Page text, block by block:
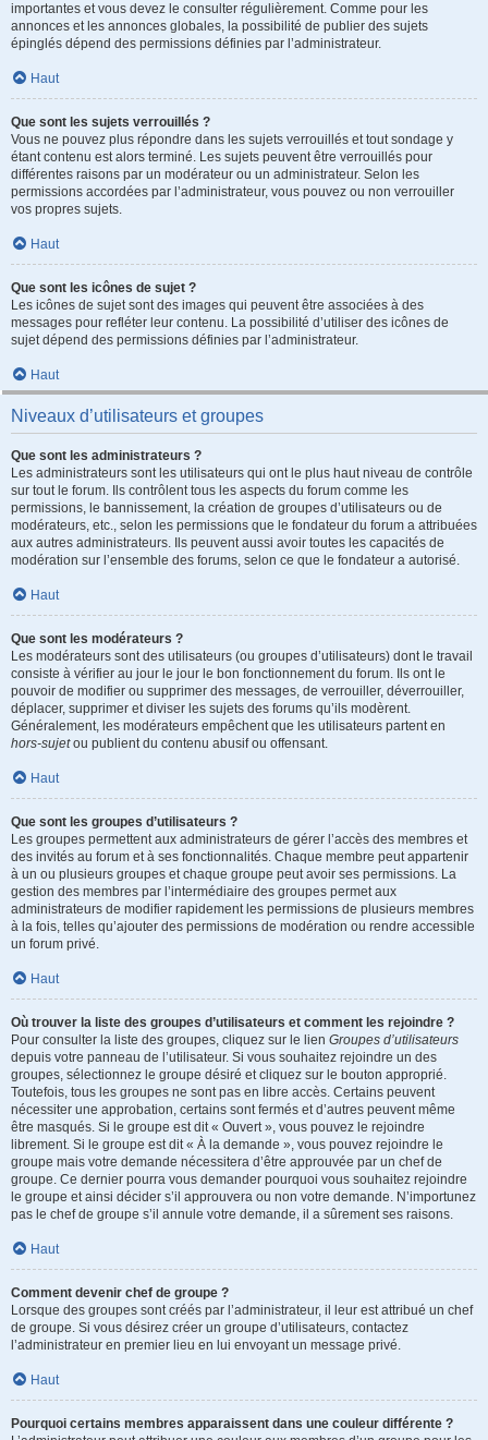
importantes et vous devez le consulter régulièrement. Comme pour les
annonces et les annonces globales, la possibilité de publier des sujets
épinglés dépend des permissions définies par l’administrateur.
Haut
Que sont les sujets verrouillés ?
Vous ne pouvez plus répondre dans les sujets verrouillés et tout sondage y
étant contenu est alors terminé. Les sujets peuvent être verrouillés pour
différentes raisons par un modérateur ou un administrateur. Selon les
permissions accordées par l’administrateur, vous pouvez ou non verrouiller
vos propres sujets.
Haut
Que sont les icônes de sujet ?
Les icônes de sujet sont des images qui peuvent être associées à des
messages pour refléter leur contenu. La possibilité d’utiliser des icônes de
sujet dépend des permissions définies par l’administrateur.
Haut
Niveaux d’utilisateurs et groupes
Que sont les administrateurs ?
Les administrateurs sont les utilisateurs qui ont le plus haut niveau de contrôle
sur tout le forum. Ils contrôlent tous les aspects du forum comme les
permissions, le bannissement, la création de groupes d’utilisateurs ou de
modérateurs, etc., selon les permissions que le fondateur du forum a attribuées
aux autres administrateurs. Ils peuvent aussi avoir toutes les capacités de
modération sur l’ensemble des forums, selon ce que le fondateur a autorisé.
Haut
Que sont les modérateurs ?
Les modérateurs sont des utilisateurs (ou groupes d’utilisateurs) dont le travail
consiste à vérifier au jour le jour le bon fonctionnement du forum. Ils ont le
pouvoir de modifier ou supprimer des messages, de verrouiller, déverrouiller,
déplacer, supprimer et diviser les sujets des forums qu’ils modèrent.
Généralement, les modérateurs empêchent que les utilisateurs partent en
hors-sujetou publient du contenu abusif ou offensant.
Haut
Que sont les groupes d’utilisateurs ?
Les groupes permettent aux administrateurs de gérer l’accès des membres et
des invités au forum et à ses fonctionnalités. Chaque membre peut appartenir
à un ou plusieurs groupes et chaque groupe peut avoir ses permissions. La
gestion des membres par l’intermédiaire des groupes permet aux
administrateurs de modifier rapidement les permissions de plusieurs membres
à la fois, telles qu’ajouter des permissions de modération ou rendre accessible
un forum privé.
Haut
Où trouver la liste des groupes d’utilisateurs et comment les rejoindre ?
Pour consulter la liste des groupes, cliquez sur le lien Groupes d’utilisateurs
depuis votre panneau de l’utilisateur. Si vous souhaitez rejoindre un des
groupes, sélectionnez le groupe désiré et cliquez sur le bouton approprié.
Toutefois, tous les groupes ne sont pas en libre accès. Certains peuvent
nécessiter une approbation, certains sont fermés et d’autres peuvent même
être masqués. Si le groupe est dit « Ouvert », vous pouvez le rejoindre
librement. Si le groupe est dit « À la demande », vous pouvez rejoindre le
groupe mais votre demande nécessitera d’être approuvée par un chef de
groupe. Ce dernier pourra vous demander pourquoi vous souhaitez rejoindre
le groupe et ainsi décider s’il approuvera ou non votre demande. N’importunez
pas le chef de groupe s’il annule votre demande, il a sûrement ses raisons.
Haut
Comment devenir chef de groupe ?
Lorsque des groupes sont créés par l’administrateur, il leur est attribué un chef
de groupe. Si vous désirez créer un groupe d’utilisateurs, contactez
l’administrateur en premier lieu en lui envoyant un message privé.
Haut
Pourquoi certains membres apparaissent dans une couleur différente ?